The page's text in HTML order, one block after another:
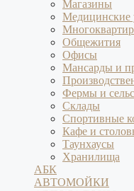
Магазины
Медицинские
Общежития
Офисы
Мансарды и
Фермы и
Склады
Спортивные
Кафе и
Таунхаусы
Хранилища
АБК
АВТОМОЙКИ